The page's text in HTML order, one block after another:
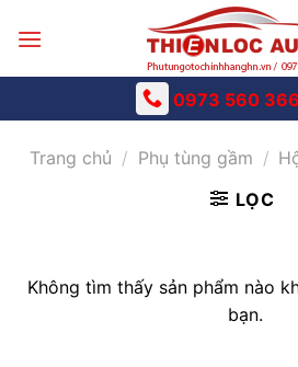
0973 560
Trang chủ / Phụ tùng gầm /
LỌC
Không tìm thấy sản phẩm nào
bạn.